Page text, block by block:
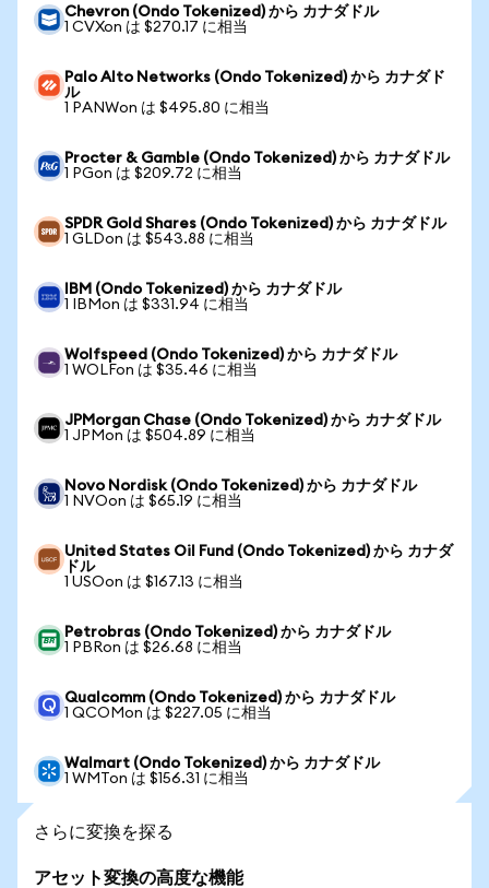
Chevron (Ondo Tokenized) から カナダドル
1 CVXon は $270.17 に相当
Palo Alto Networks (Ondo Tokenized) から カナダド
ル
1 PANWon は $495.80 に相当
Procter & Gamble (Ondo Tokenized) から カナダドル
1 PGon は $209.72 に相当
SPDR Gold Shares (Ondo Tokenized) から カナダドル
1 GLDon は $543.88 に相当
IBM (Ondo Tokenized) から カナダドル
1 IBMon は $331.94 に相当
Wolfspeed (Ondo Tokenized) から カナダドル
1 WOLFon は $35.46 に相当
JPMorgan Chase (Ondo Tokenized) から カナダドル
1 JPMon は $504.89 に相当
Novo Nordisk (Ondo Tokenized) から カナダドル
1 NVOon は $65.19 に相当
United States Oil Fund (Ondo Tokenized) から カナダ
ドル
1 USOon は $167.13 に相当
Petrobras (Ondo Tokenized) から カナダドル
1 PBRon は $26.68 に相当
Qualcomm (Ondo Tokenized) から カナダドル
1 QCOMon は $227.05 に相当
Walmart (Ondo Tokenized) から カナダドル
1 WMTon は $156.31 に相当
さらに変換を探る
アセット変換の高度な機能